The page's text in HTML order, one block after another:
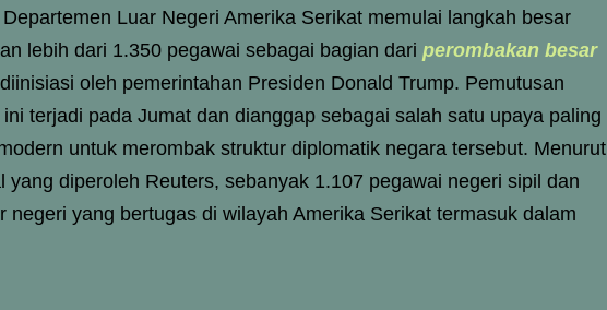
Luar Negeri Amerika Serikat memulai langkah besar
lebih dari 1.350 pegawai sebagai bagian dari perombakan besar
oleh pemerintahan Presiden Donald Trump. Pemutusan
terjadi pada Jumat dan dianggap sebagai salah satu upaya paling
untuk merombak struktur diplomatik negara tersebut. Menurut
yang diperoleh Reuters, sebanyak 1.107 pegawai negeri sipil dan
negeri yang bertugas di wilayah Amerika Serikat termasuk dalam